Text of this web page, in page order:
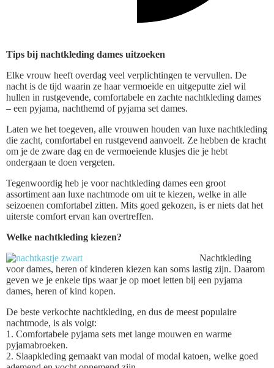
Tips bij nachtkleding dames uitzoeken
Elke vrouw heeft overdag veel verplichtingen te vervullen. De
nacht is de tijd waarin ze haar vermoeide en uitgeputte ziel wil
hullen in rustgevende, comfortabele en zachte nachtkleding dames
– een pyjama, nachthemd of pyjama set dames.
Laten we het toegeven, alle vrouwen houden van luxe nachtkleding
die zacht, comfortabel en rustgevend aanvoelt. Ze hebben de kracht
om je de zware dag en de vermoeiende klusjes die je hebt
ondergaan te doen vergeten.
Tegenwoordig heb je voor nachtkleding dames een groot
assortiment aan luxe nachtmode om uit te kiezen, welke in alle
seizoenen comfortabel zitten. Mits goed gekozen, is er niets dat het
uiterste comfort ervan kan overtreffen.
Welke nachtkleding kiezen?
Nachtkleding
voor dames, heren of kinderen kiezen kan soms lastig zijn. Daarom
geven we je enkele tips waar je op moet letten bij een pyjama
dames, heren of kind kopen.
De beste verkochte nachtkleding, en dus de meest populaire
nachtmode, is als volgt:
1. Comfortabele pyjama sets met lange mouwen en warme
pyjamabroeken.
2. Slaapkleding gemaakt van modal of modal katoen, welke goed